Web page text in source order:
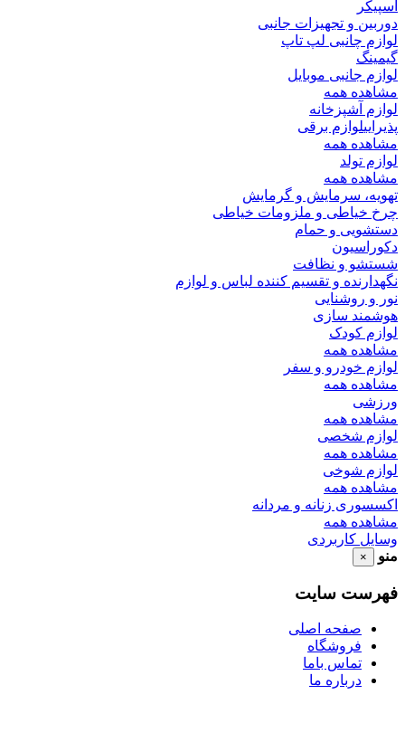
اسپیکر
دوربین و تجهیزات جانبی
لوازم چانبی لپ تاپ
گیمینگ
لوازم جانبی موبایل
مشاهده همه
لوازم آشپزخانه
پذیراییلوازم برقی
مشاهده همه
لوازم تولد
مشاهده همه
تهویه، سرمایش و گرمایش
چرخ خیاطی و ملزومات خیاطی
دستشویی و حمام
دکوراسیون
شستشو و نظافت
نگهدارنده و تقسیم کننده لباس و لوازم
نور و روشنایی
هوشمند سازی
لوازم کودک
مشاهده همه
لوازم خودرو و سفر
مشاهده همه
ورزشی
مشاهده همه
لوازم شخصی
مشاهده همه
لوازم شوخی
مشاهده همه
اکسسوری زنانه و مردانه
مشاهده همه
وسایل کاربردی
منو
×
فهرست سایت
صفحه اصلی
فروشگاه
تماس باما
درباره ما